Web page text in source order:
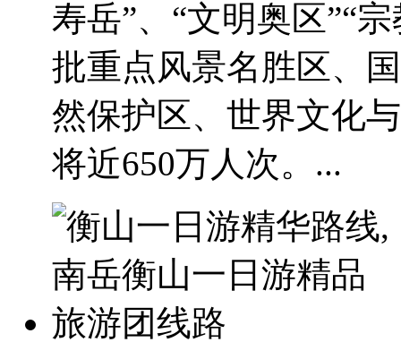
寿岳”、“文明奥区”“
批重点风景名胜区、
然保护区、世界文化
将近650万人次。...